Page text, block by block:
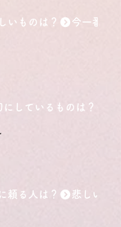
いものは？
にしているものは？
頼る人は？